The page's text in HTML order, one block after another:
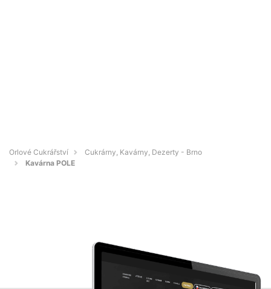
Orlové Cukrářství
Cukrárny, Kavárny, Dezerty - Brno
Kavárna POLE